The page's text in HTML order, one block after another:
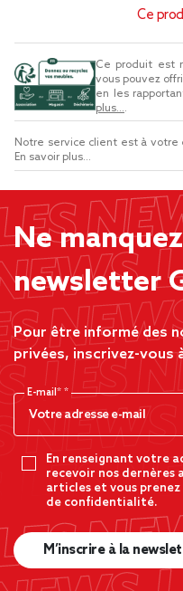
Ce
Ce produit est
vous pouvez
en les
plus....
Notre service client est à votre
En savoir plus...
Ne
newsletter
Pour être informé des
privées, inscrivez-vous
E-mail*
En renseignant votre
recevoir nos dernères
articles et vous
de confidentialité.
M’inscrire à la